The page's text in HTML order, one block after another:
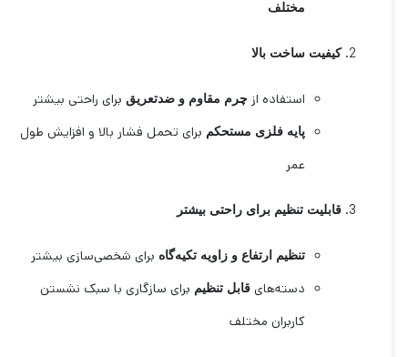
مختلف
کیفیت ساخت بالا
استفاده از چرم مقاوم و ضدتعریقبرای راحتی بیشتر
پایه فلزی مستحکمبرای تحمل فشار بالا و افزایش طول
عمر
قابلیت تنظیم برای راحتی بیشتر
تنظیم ارتفاع و زاویه تکیه‌گاهبرای شخصی‌سازی بیشتر
دسته‌هایقابل تنظیمبرای سازگاری با سبک نشستن
کاربران مختلف